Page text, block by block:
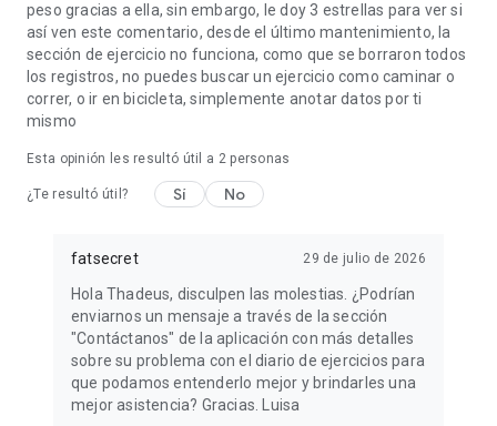
peso gracias a ella, sin embargo, le doy 3 estrellas para ver si
así ven este comentario, desde el último mantenimiento, la
sección de ejercicio no funciona, como que se borraron todos
los registros, no puedes buscar un ejercicio como caminar o
correr, o ir en bicicleta, simplemente anotar datos por ti
mismo
Esta opinión les resultó útil a 2personas
¿Te resultó útil? Sí No
fatsecret 29 de julio de 2026
Hola Thadeus, disculpen las molestias. ¿Podrían
enviarnos un mensaje a través de la sección
"Contáctanos" de la aplicación con más detalles
sobre su problema con el diario de ejercicios para
que podamos entenderlo mejor y brindarles una
mejor asistencia? Gracias. Luisa